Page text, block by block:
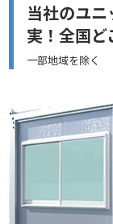
当社のユ
実！全国ど
一部地域を除く